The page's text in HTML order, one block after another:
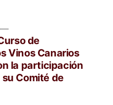
Entrada
siguiente:
de
Vinos Canarios
la participación
Comité de